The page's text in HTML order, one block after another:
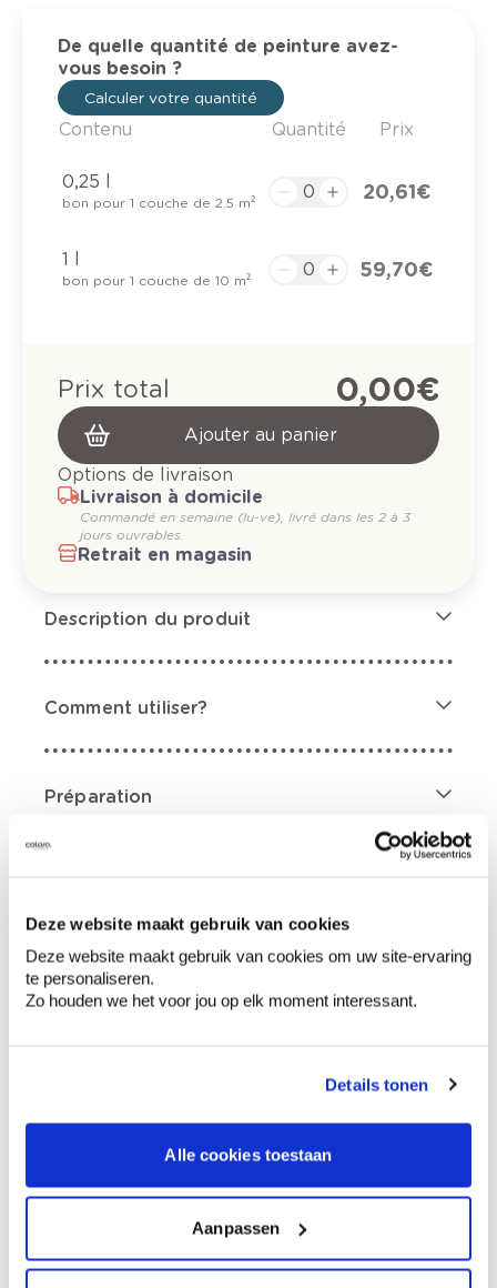
Deze website maakt gebruik van cookies
Deze website maakt gebruik van cookies om uw site-ervaring
te personaliseren.
Zo houden we het voor jou op elk moment interessant.
Details tonen
Alle cookies toestaan
Aanpassen
De quelle quantité de peinture avez-
vous besoin ?
Calculer votre quantité
Contenu Quantité Prix
0,25 l
bon pour 1 couche de 2.5 m² 20,61 €
1 l
bon pour 1 couche de 10 m² 59,70 €
Prix total 0,00 €
Ajouter au panier
Options de livraison
Livraison à domicile
Commandé en semaine (lu-ve), livré dans les 2 à 3
jours ouvrables.
Retrait en magasin
Description du produit
Comment utiliser?
Préparation
Mentions de danger
Contient hydrocarbures, C9, aromatiques.
les voies respiratoires., Peut provoquer
somnolence ou vertiges., Toxique pour les
néfastes à long terme. Tenir hors de portée
des enfants., Tenir à l’écart de la chaleur, des
surfaces chaudes, des étincelles, des flammes
nues et de toute autre source d’inflammation.